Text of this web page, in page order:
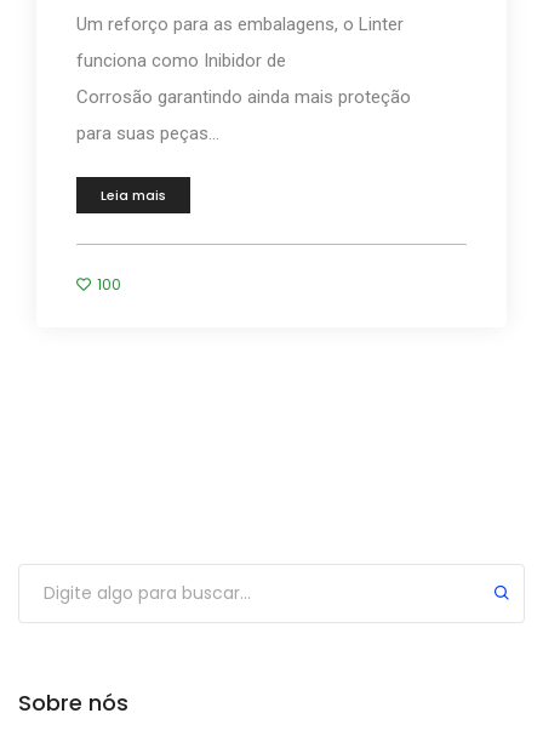
Um reforço para as embalagens, o Linter
funciona como Inibidor de
Corrosão garantindo ainda mais proteção
para suas peças...
Leia mais
100
Sobre nós